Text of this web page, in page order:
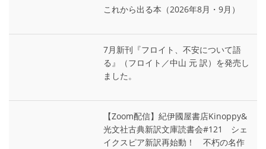
これから出る本（2026年8月・9月）
7月新刊『フロイト、不安について語
る』（フロイト／中山 元 訳）を発売し
ました。
【Zoom配信】紀伊國屋書店Kinoppy&
光文社古典新訳文庫読書会#121 シェ
イクスピア新訳再始動！ 不朽の名作